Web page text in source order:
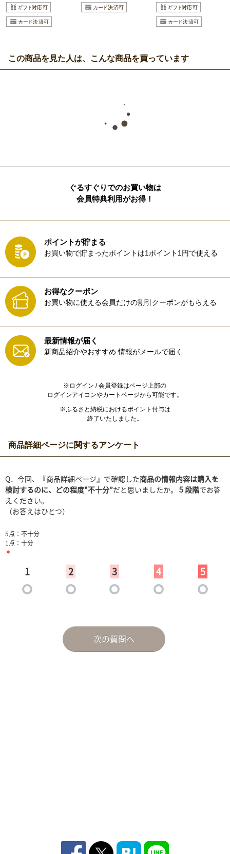
この商品を見た人は、こんな商品を買っています
ぐるすぐりでのお買い物は
会員特典利用がお得！
ポイントが貯まる
お買い物で貯まったポイントは1ポイント1円で使える
お得なクーポン
お買い物に使える会員だけの割引クーポンがもらえる
最新情報が届く
新商品紹介やおすすめ 情報がメールで届く
※ログイン / 会員登録はページ上部の
ログインアイコンやカートページから可能です。
※ふるさと納税におけるポイント付与は
終了いたしました。
商品詳細ページに関するアンケート